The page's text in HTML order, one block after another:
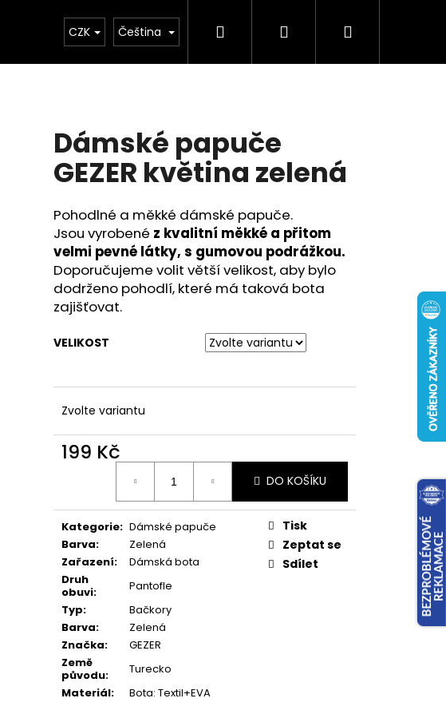
Obuv Kolekce léto 2026 Chovatelské
CZK Čeština Hledat PřihlášeníNákupní
Dámské papuče
GEZER květina zelená
Pohodlné a měkké dámské papuče.
Jsou vyrobené z kvalitní měkké a přitom
velmi pevné látky, s gumovou podrážkou.
Doporučujeme volit větší velikost, aby bylo
dodrženo pohodlí, které má taková bota
zajišťovat.
VELIKOST
Zvolte variantu
199 Kč
DO KOŠÍKU
Kategorie: Dámské papuče
Barva:
Zelená
Zařazení:
Dámská bota
Druh
obuvi:
Pantofle
Typ:
Bačkory
Barva:
Zelená
Značka:
GEZER
Země
původu:
Turecko
Materiál: Bota: Textil+EVA
Tisk
Zeptat se
Sdílet